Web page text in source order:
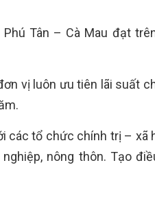
Tân – Cà Mau đạt
vị luôn ưu tiên lãi suất
các tổ chức chính trị – xã
nông thôn. Tạo